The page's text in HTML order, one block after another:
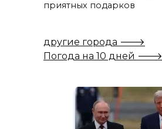
приятных подарков
другие города 🡒
Погода на 10 дней 🡒